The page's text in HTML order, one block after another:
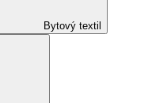
Bytový textil